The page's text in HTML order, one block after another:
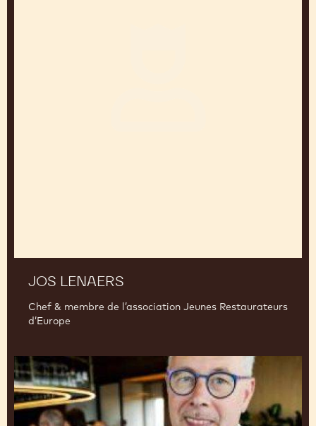
JOS LENAERS
Chef & membre de l’association Jeunes Restaurateurs
d’Europe
Bart
Van
Cauwenberghe